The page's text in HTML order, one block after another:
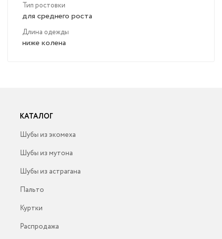
Тип ростовки
для среднего роста
Длина одежды
ниже колена
КАТАЛОГ
Шубы из экомеха
Шубы из мутона
Шубы из астрагана
Пальто
Куртки
Распродажа